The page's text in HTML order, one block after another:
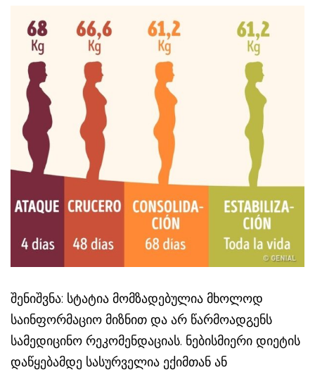
შენიშვნა: სტატია მომზადებულია მხოლოდ
საინფორმაციო მიზნით და არ წარმოადგენს
სამედიცინო რეკომენდაციას. ნებისმიერი დიეტის
დაწყებამდე სასურველია ექიმთან ან